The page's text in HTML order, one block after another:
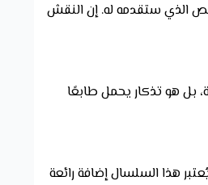
الذي ستقدمه له. إن النقش
بل هو تذكار يحمل طابعًا
هذا السلسال إضافة رائعة